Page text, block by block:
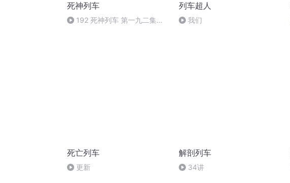
死神列车
192 死神列车 第一九二集
列车超人
我们
死亡列车
更新
解剖列车
34讲